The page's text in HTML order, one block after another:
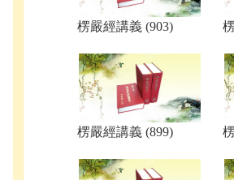
楞嚴經講義 (903)
楞嚴經講義 (899)